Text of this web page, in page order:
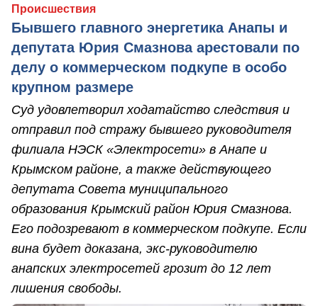
Происшествия
Бывшего главного энергетика Анапы и
депутата Юрия Смазнова арестовали по
делу о коммерческом подкупе в особо
крупном размере
Суд удовлетворил ходатайство следствия и
отправил под стражу бывшего руководителя
филиала НЭСК «Электросети» в Анапе и
Крымском районе, а также действующего
депутата Совета муниципального
образования Крымский район Юрия Смазнова.
Его подозревают в коммерческом подкупе. Если
вина будет доказана, экс-руководителю
анапских электросетей грозит до 12 лет
лишения свободы.